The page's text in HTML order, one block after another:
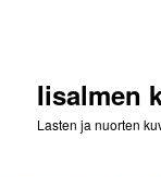
Iisalmen
Lasten ja nuorten